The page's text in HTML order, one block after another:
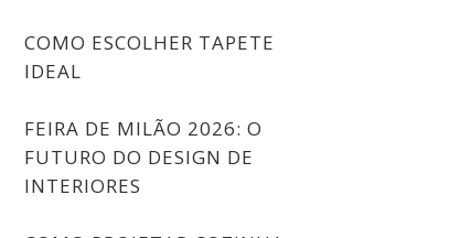
COMO ESCOLHER TAPETE
IDEAL
FEIRA DE MILÃO 2026: O
FUTURO DO DESIGN DE
INTERIORES